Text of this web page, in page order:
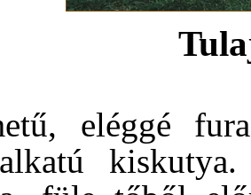
eléggé
kiskutya.